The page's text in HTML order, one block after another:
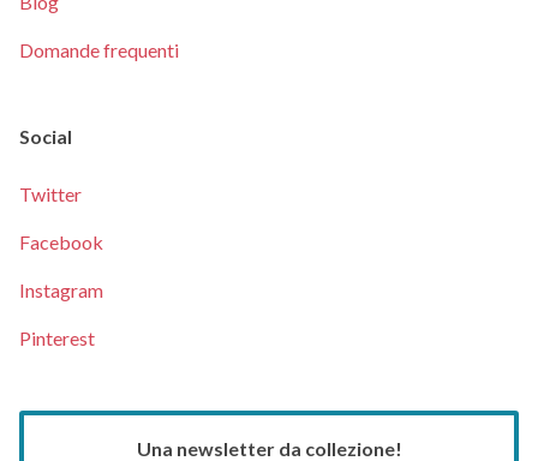
Domande frequenti
Social
Twitter
Facebook
Instagram
Pinterest
Una newsletter da collezione!